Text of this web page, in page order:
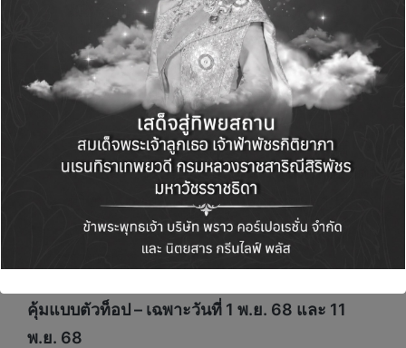
เมื่อช้อปครบตามเงื่อนไข เริ่มต้นเพียง 29
บาท
คุ้มแบบดีลพรีเมียม – ซื้อเป็นคู่/รับของแถม
PRO DUO: ซื้อสินค้าครบตามเงื่อนไข บิลแร
กช้อปที่โฮมโปรออนไลน์และบิลถัดไปช้อปต่อ
ที่โฮมโปรทุกสาขา รับฟรี พัดลมพกพา มูลค่า
990 บาท จำกัด 1,000 ท่านแรกตลอด
คุ้มแบบตัวท็อป – เฉพาะวันที่ 1 พ.ย. 68 และ 11
พ.ย. 68